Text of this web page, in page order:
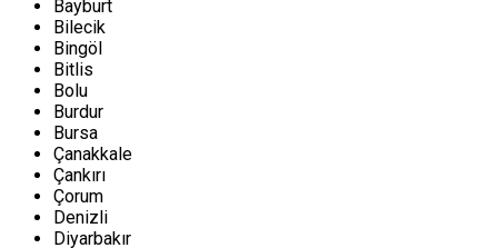
Bayburt
Bilecik
Bingöl
Bitlis
Bolu
Burdur
Bursa
Çanakkale
Çankırı
Çorum
Denizli
Diyarbakır